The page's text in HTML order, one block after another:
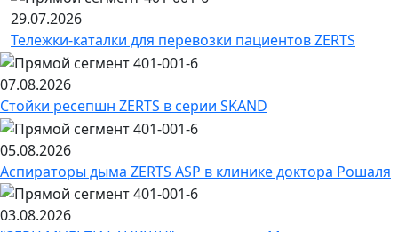
29.07.2026
Тележки-каталки для перевозки пациентов ZERTS
07.08.2026
Стойки ресепшн ZERTS в серии SKAND
05.08.2026
Аспираторы дыма ZERTS ASP в клинике доктора Рошаля
03.08.2026